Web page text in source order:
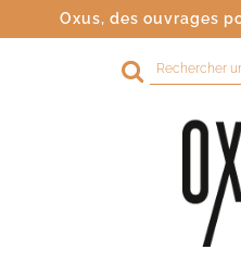
Oxus, des ouvrages